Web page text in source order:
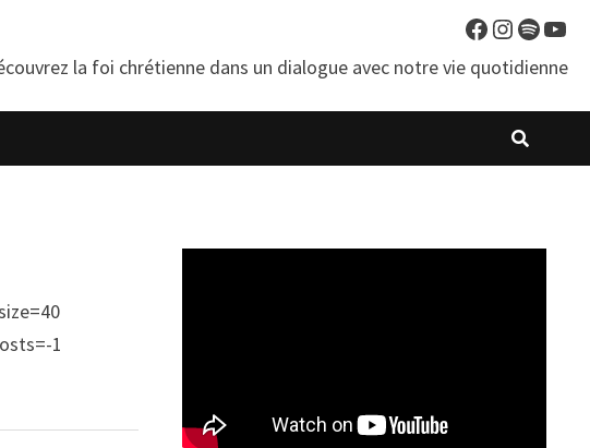
Facebook
la foi chrétienne dans un dialogue avec notre vie quotidienne
1